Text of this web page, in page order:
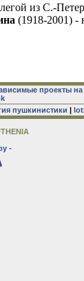
из С.-
(1918-2001) -
проекты
пушкинистики |
-